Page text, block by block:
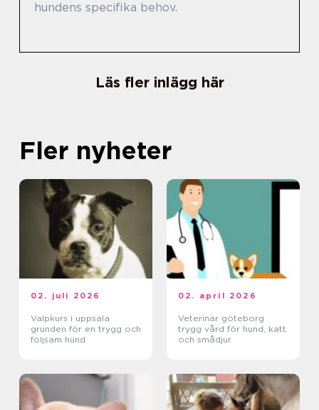
hundens specifika behov.
Läs fler inlägg här
Fler nyheter
02. juli 2026
Valpkurs i uppsala
grunden för en trygg och
följsam hund
02. april 2026
Veterinär göteborg
trygg vård för hund, katt
och smådjur